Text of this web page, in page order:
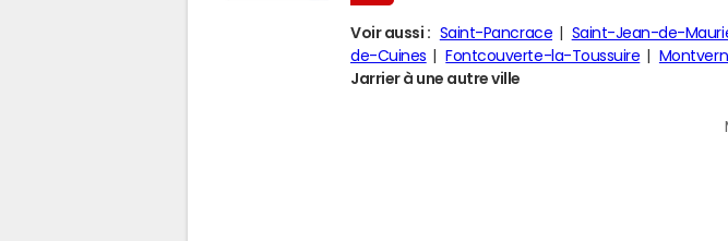
Voir aussi : Saint-Pancrace Saint-Jean-de-
de-Cuines
Fontcouverte-la-Toussuire
Jarrier à une autre ville